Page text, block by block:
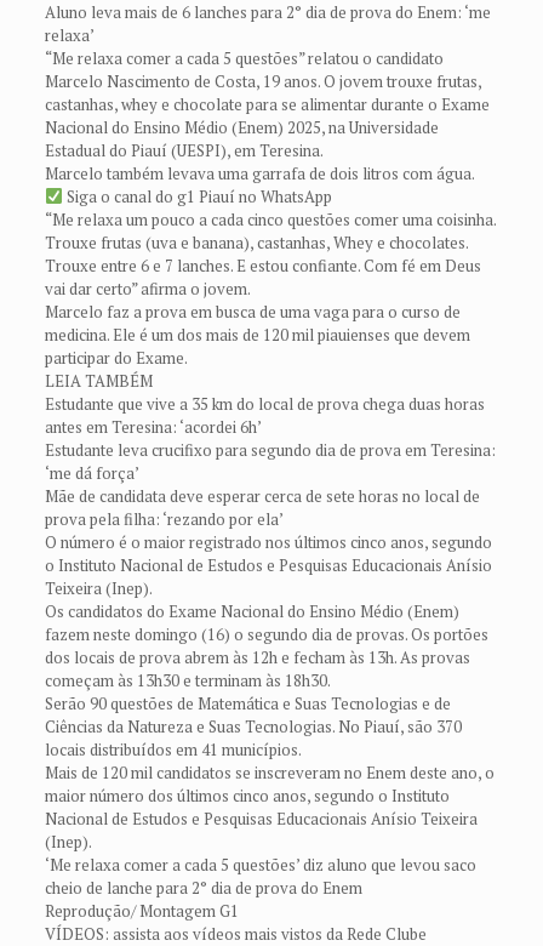
Aluno leva mais de 6 lanches para 2° dia de prova do Enem: ‘me
relaxa’
“Me relaxa comer a cada 5 questões” relatou o candidato
Marcelo Nascimento de Costa, 19 anos. O jovem trouxe frutas,
castanhas, whey e chocolate para se alimentar durante o Exame
Nacional do Ensino Médio (Enem) 2025, na Universidade
Estadual do Piauí (UESPI), em Teresina.
Marcelo também levava uma garrafa de dois litros com água.
Siga o canal do g1 Piauí no WhatsApp
“Me relaxa um pouco a cada cinco questões comer uma coisinha.
Trouxe frutas (uva e banana), castanhas, Whey e chocolates.
Trouxe entre 6 e 7 lanches. E estou confiante. Com fé em Deus
vai dar certo” afirma o jovem.
Marcelo faz a prova em busca de uma vaga para o curso de
medicina. Ele é um dos mais de 120 mil piauienses que devem
participar do Exame.
LEIA TAMBÉM
Estudante que vive a 35 km do local de prova chega duas horas
antes em Teresina: ‘acordei 6h’
Estudante leva crucifixo para segundo dia de prova em Teresina:
‘me dá força’
Mãe de candidata deve esperar cerca de sete horas no local de
prova pela filha: ‘rezando por ela’
O número é o maior registrado nos últimos cinco anos, segundo
o Instituto Nacional de Estudos e Pesquisas Educacionais Anísio
Teixeira (Inep).
Os candidatos do Exame Nacional do Ensino Médio (Enem)
fazem neste domingo (16) o segundo dia de provas. Os portões
dos locais de prova abrem às 12h e fecham às 13h. As provas
começam às 13h30 e terminam às 18h30.
Serão 90 questões de Matemática e Suas Tecnologias e de
Ciências da Natureza e Suas Tecnologias. No Piauí, são 370
locais distribuídos em 41 municípios.
Mais de 120 mil candidatos se inscreveram no Enem deste ano, o
maior número dos últimos cinco anos, segundo o Instituto
Nacional de Estudos e Pesquisas Educacionais Anísio Teixeira
(Inep).
‘Me relaxa comer a cada 5 questões’ diz aluno que levou saco
cheio de lanche para 2° dia de prova do Enem
Reprodução/ Montagem G1
VÍDEOS: assista aos vídeos mais vistos da Rede Clube